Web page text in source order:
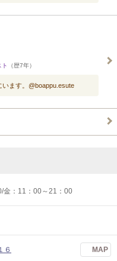
（歴7年）
います。@boappu.esute
金：11：00～21：00
６ MAP